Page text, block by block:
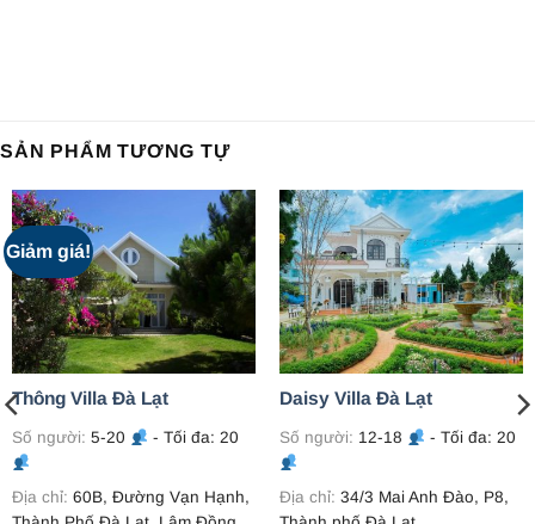
SẢN PHẨM TƯƠNG TỰ
Giảm giá!
Thông Villa Đà Lạt
Số người: 5-20 - Tối đa: 20
Địa chỉ: 60B, Đường Vạn Hạnh,
Daisy Villa Đà Lạt
Số người: 12-18 - Tối đa: 20
Địa chỉ: 34/3 Mai Anh Đào, P8,